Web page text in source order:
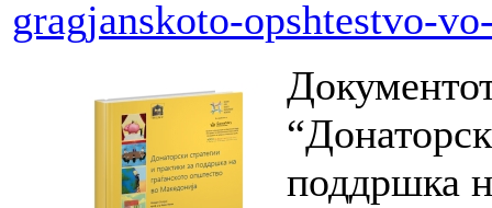
gragjanskoto-opshtestvo-
поддршка